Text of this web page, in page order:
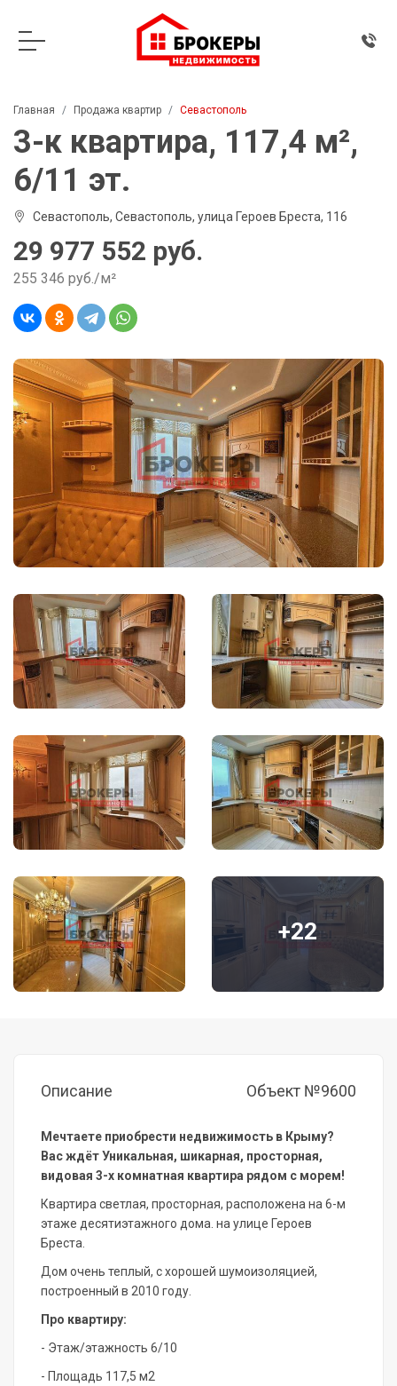
Главная Продажа квартир Севастополь
3-к квартира, 117,4 м²,
6/11 эт.
Севастополь, Севастополь, улица Героев Бреста, 116
29 977 552 руб.
255 346 руб./м²
+22
Описание Объект №9600
Мечтаете приобрести недвижимость в Крыму?
Вас ждёт Уникальная, шикарная, просторная,
видовая 3-x комнатная квартира рядом с морем!
Квартира светлая, просторная, расположена на 6-м
этаже десятиэтажного дома. на улице Героев
Бреста.
Дом очень теплый, с хорошей шумоизоляцией,
построенный в 2010 году.
Про квартиру:
- Этаж/этажность 6/10
- Площадь 117,5 м2